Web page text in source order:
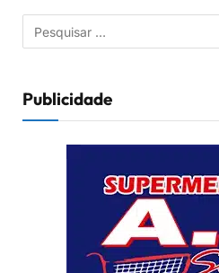
Publicidade